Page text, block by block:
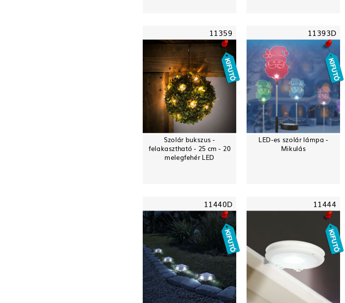
11359
Szolár bukszus -
felakasztható - 25 cm - 20
melegfehér LED
11393D
LED-es szolár lámpa -
Mikulás
11440D 11444